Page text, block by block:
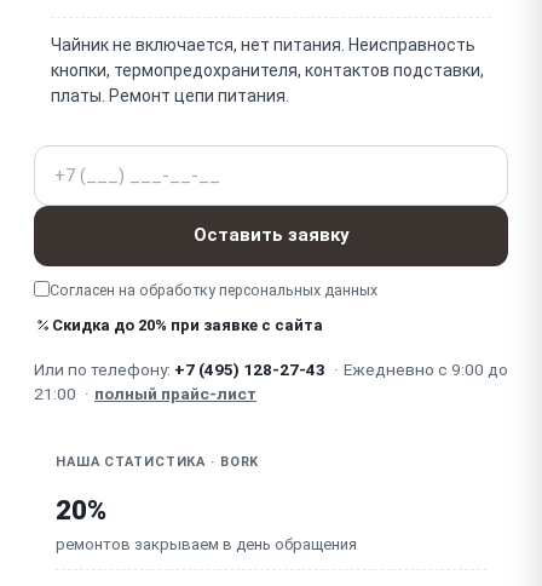
Окисление / загрязнение контактов подставки
(беспроводные)
Не работает индикатор / подсветка (LED)
Посторонний шум / стук при нагреве (накипь, ТЭН)
Повреждён / переломлен сетевой шнур / разъём
Для умных чайников: не работает дисплей /
Для умных чайников: не работает Wi-Fi /
приложение
Неисправна плата управления (умные модели)
Чайник не включается, нет питания. Неисправность
кнопки, термопредохранителя, контактов подставки,
платы. Ремонт цепи питания.
Телефон
Оставить заявку
Согласен на обработку персональных данных
Скидка до 20% при заявке с сайта
Или по телефону: +7 (495) 128-27-43 · Ежедневно с 9:00 до
21:00 · полный прайс-лист
НАША СТАТИСТИКА · BORK
20%
ремонтов закрываем в день обращения